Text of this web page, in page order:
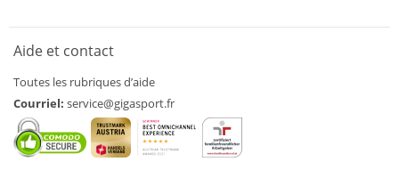
Aide et contact
Toutes les rubriques d’aide
Courriel: service@gigasport.fr